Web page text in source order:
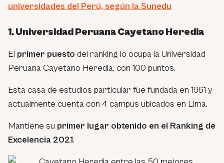
universidades del Perú, según la Sunedu
1. Universidad Peruana Cayetano Heredia
El primer puesto del ranking lo ocupa la Universidad
Peruana Cayetano Heredia, con 100 puntos.
Esta casa de estudios particular fue fundada en 1961 y
actualmente cuenta con 4 campus ubicados en Lima.
Mantiene su primer lugar obtenido en el Ranking de
Excelencia 2021.